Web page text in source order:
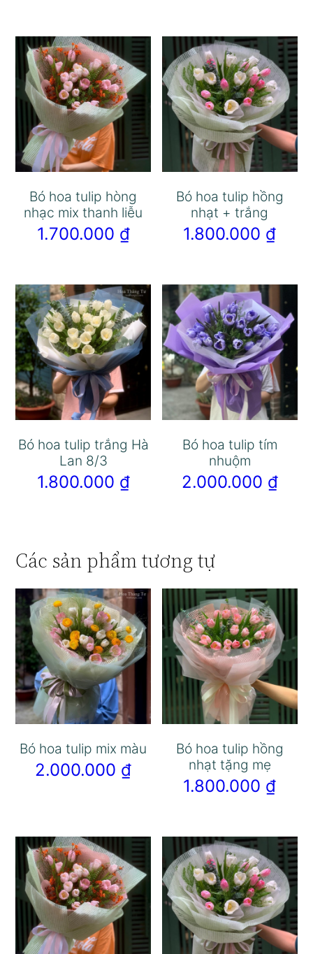
Bó hoa tulip hòng
nhạc mix thanh liễu
1.700.000 ₫
Bó hoa tulip hồng
nhạt + trắng
1.800.000 ₫
Bó hoa tulip trắng Hà
Lan 8/3
1.800.000 ₫
Bó hoa tulip tím
nhuộm
2.000.000 ₫
Các sản phẩm tương tự
Bó hoa tulip mix màu
2.000.000 ₫
Bó hoa tulip hồng
nhạt tặng mẹ
1.800.000 ₫